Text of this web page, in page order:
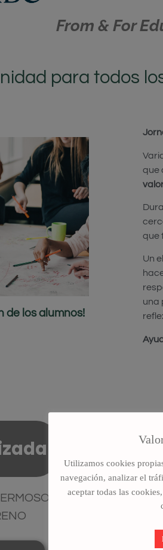
From & For
para todos
de los alumnos!
que
que
Un
una
PABLO DE LA
Utilizamos cookies
navegación, analizar el
aceptar todas las